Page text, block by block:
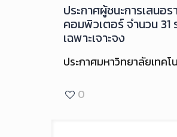
ประกาศผู้ชนะการเสนอ
คอมพิวเตอร์ จำนวน 31
เฉพาะเจาะจง
ประกาศมหาวิทยาลัยเทคโ
0